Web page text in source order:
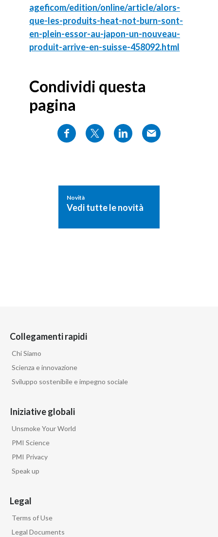
ageficom/edition/online/article/alors-
que-les-produits-heat-not-burn-sont-
en-plein-essor-au-japon-un-nouveau-
produit-arrive-en-suisse-458092.html
Condividi questa
pagina
Novità
Vedi tutte le novità
Collegamenti rapidi
Chi Siamo
Scienza e innovazione
Sviluppo sostenibile e impegno sociale
Iniziative globali
Unsmoke Your World
PMI Science
PMI Privacy
Speak up
Legal
Terms of Use
Legal Documents